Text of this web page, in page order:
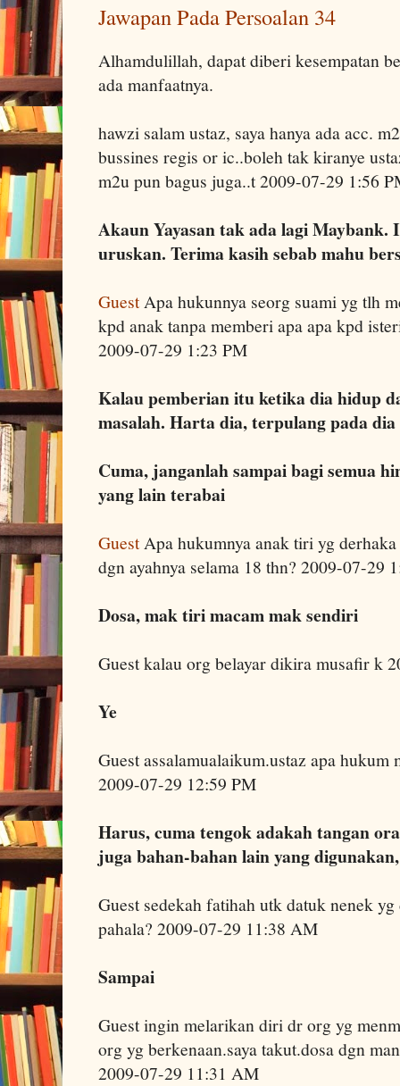
Jawapan Pada Persoalan 34
Alhamdulillah, dapat diberi kesempatan
ada manfaatnya.
hawzi salam ustaz, saya hanya ada acc.
bussines regis or ic..boleh tak kiranye
m2u pun bagus juga..t 2009-07-29 1:56
Akaun Yayasan tak ada lagi
uruskan. Terima kasih sebab mahu
GuestApa hukunnya seorg suami yg tlh
kpd anak tanpa memberi apa apa kpd
2009-07-29 1:23 PM
Kalau pemberian itu ketika dia hidup
masalah. Harta dia, terpulang pada
Cuma, janganlah sampai bagi semua
yang lain terabai
GuestApa hukumnya anak tiri yg
dgn ayahnya selama 18 thn? 2009-07-29
Dosa, mak tiri macam mak sendiri
Guest kalau org belayar dikira musafir k
Ye
Guest assalamualaikum.ustaz apa
2009-07-29 12:59 PM
Harus, cuma tengok adakah tangan
juga bahan-bahan lain yang
Guest sedekah fatihah utk datuk nenek
pahala? 2009-07-29 11:38 AM
Sampai
Guest ingin melarikan diri dr org yg
org yg berkenaan.saya takut.dosa dgn
2009-07-29 11:31 AM